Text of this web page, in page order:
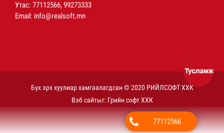
Утас: 77112566, 99273333
Email: info@realsoft.mn
Бүх эрх хуулиар хамгаалагдсан © 2020 РИЙЛСОФТ ХХК
Вэб сайтыг: Грийн софт ХХК
Дуудлагын төв 77112566